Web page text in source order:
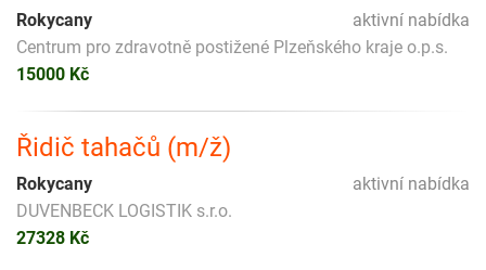
aktivní nabídka
Rokycany
Centrum pro zdravotně postižené Plzeňského kraje o.p.s.
15000 Kč
Řidič tahačů (m/ž)
aktivní nabídka
Rokycany
DUVENBECK LOGISTIK s.r.o.
27328 Kč